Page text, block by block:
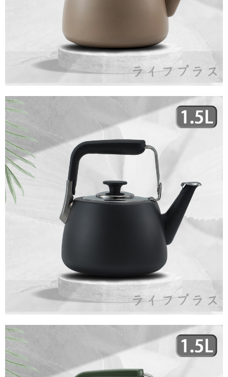
每筆NT$150，滿NT$3,000(含以上)免運費